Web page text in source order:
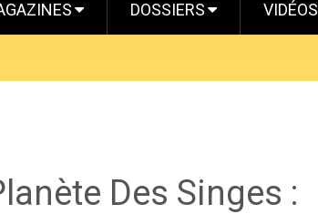
DOSSIERS VIDÉOS
Des Singes :